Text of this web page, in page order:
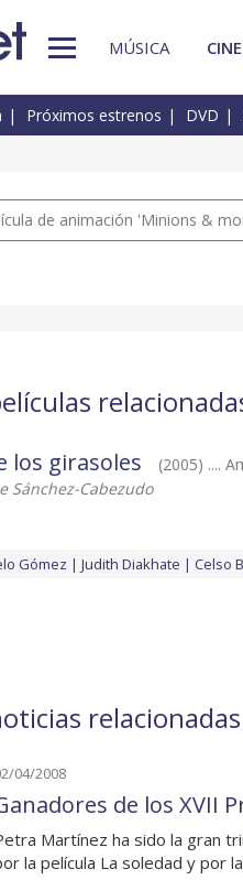
MÚSICA CINE
Próximos estrenos DVD
de animación 'Minions &
los girasoles
(2005) ....
Sánchez-Cabezudo
Gómez Judith Diakhate Celso
relacionadas
04/2008
de los XVII
Martínez ha sido la gran
la película La soledad y por